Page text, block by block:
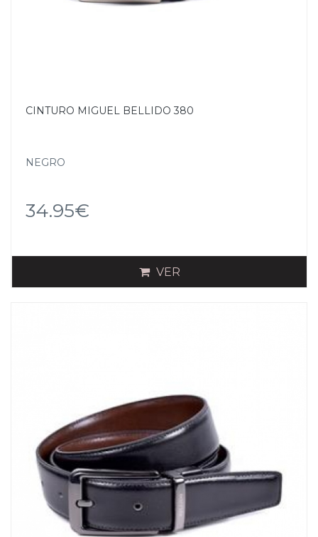
CINTURO MIGUEL BELLIDO 380
NEGRO
34.95€
VER